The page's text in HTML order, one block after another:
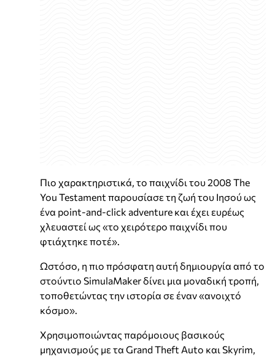
Πιο χαρακτηριστικά, το παιχνίδι του 2008 The
You Testament παρουσίασε τη ζωή του Ιησού ως
ένα point-and-click adventure και έχει ευρέως
χλευαστεί ως «το χειρότερο παιχνίδι που
φτιάχτηκε ποτέ».
Ωστόσο, η πιο πρόσφατη αυτή δημιουργία από το
στούντιο SimulaMaker δίνει μια μοναδική τροπή,
τοποθετώντας την ιστορία σε έναν «ανοιχτό
κόσμο».
Χρησιμοποιώντας παρόμοιους βασικούς
μηχανισμούς με τα Grand Theft Auto και Skyrim,